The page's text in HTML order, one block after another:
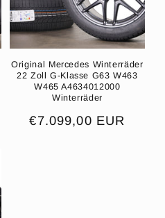
Original Mercedes Winterräder
22 Zoll G-Klasse G63 W463
W465 A4634012000
Winterräder
Normaler
€7.099,00 EUR